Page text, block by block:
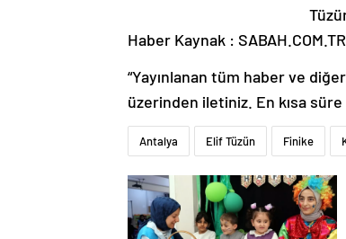
Haber Kaynak : SABAH.COM.TR
“Yayınlanan tüm haber ve
üzerinden iletiniz. En kısa
Antalya Elif Tüzün Finike